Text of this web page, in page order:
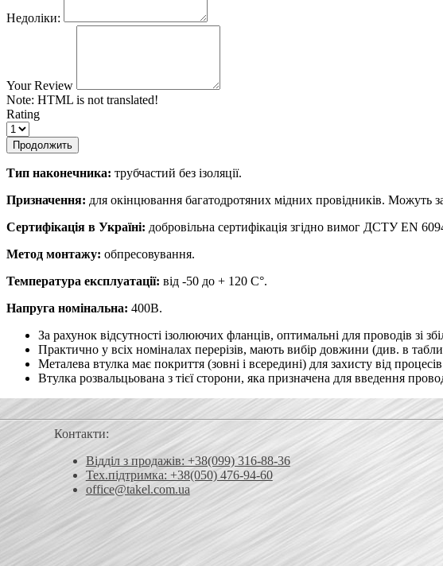
Недоліки:
Your Review
Note: HTML is not translated!
Rating
Продолжить
Тип наконечника: трубчастий без ізоляції.
Призначення: для окінцювання багатодротяних мідних провідників. Можуть
Сертифікація в Україні: добровільна сертифікація згідно вимог ДСТУ EN
Метод монтажу: обпресовування.
Температура експлуатації: від -50 до + 120 С°.
Напруга номінальна: 400В.
За рахунок відсутності ізолюючих фланців, оптимальні для проводів зі
Практично у всіх номіналах перерізів, мають вибір довжини (див. в
Металева втулка має покриття (зовні і всередині) для захисту від
Втулка розвальцьована з тієї сторони, яка призначена для введення
Контакти:
Відділ з продажів: +38(099) 316-88-36
Тех.підтримка: +38(050) 476-94-60
office@takel.com.ua